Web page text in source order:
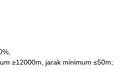
≥12000m, jarak minimum ≤50m;